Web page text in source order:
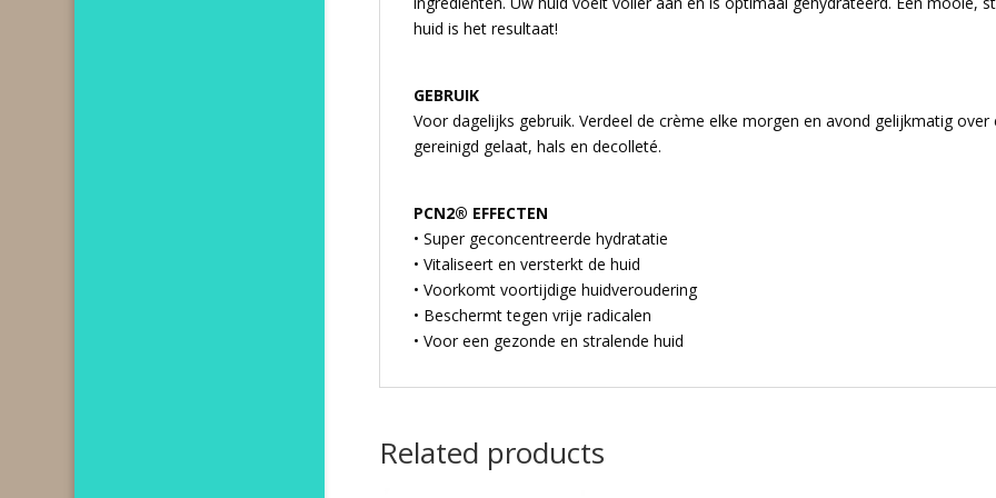
huid is het resultaat!
GEBRUIK
Voor dagelijks gebruik. Verdeel de crème elke morgen en avond gelijkmatig over
gereinigd gelaat, hals en decolleté.
PCN2® EFFECTEN
• Super geconcentreerde hydratatie
• Vitaliseert en versterkt de huid
• Voorkomt voortijdige huidveroudering
• Beschermt tegen vrije radicalen
• Voor een gezonde en stralende huid
Related products